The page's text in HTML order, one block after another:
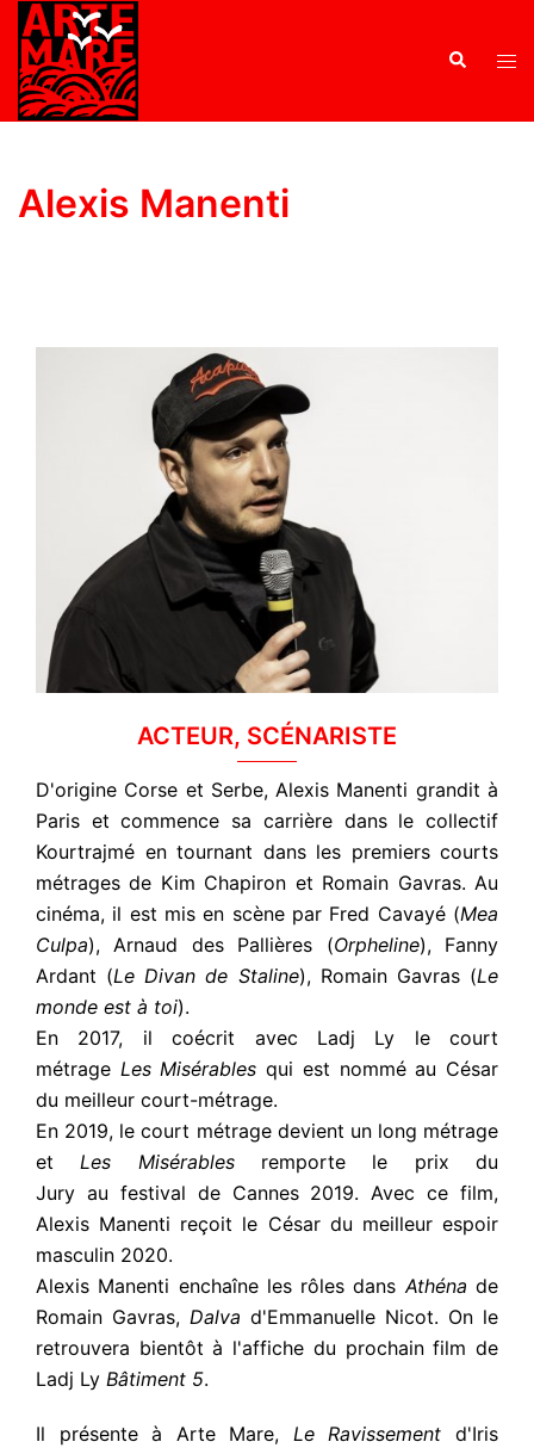
Alexis Manenti
ACTEUR, SCÉNARISTE
D'origine Corse et Serbe, Alexis Manenti grandit à
Paris et commence sa carrière dans le collectif
Kourtrajmé en tournant dans les premiers courts
métrages de Kim Chapiron et Romain Gavras. Au
cinéma, il est mis en scène par Fred Cavayé (Mea
Culpa), Arnaud des Pallières (Orpheline), Fanny
Ardant (Le Divan de Staline), Romain Gavras (Le
monde est à toi).
En 2017, il coécrit avec Ladj Ly le court
métrage Les Misérablesqui est nommé au César
du meilleur court-métrage.
En 2019, le court métrage devient un long métrage
etLes Misérablesremporte le prix du
Jury au festival de Cannes 2019. Avec ce film,
Alexis Manenti reçoit le César du meilleur espoir
masculin 2020.
Alexis Manenti enchaîne les rôles dansAthéna de
Romain Gavras, Dalva d'Emmanuelle Nicot. On le
retrouvera bientôt à l'affiche du prochain film de
Ladj Ly Bâtiment 5.
Il présente à Arte Mare, Le Ravissementd'Iris